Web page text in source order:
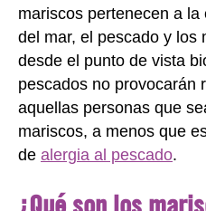
mariscos pertenecen a
del mar, el pescado y los
desde el punto de vista
pescados no provocarán
aquellas personas que
mariscos, a menos que
de alergia al pescado.
¿Qué son los